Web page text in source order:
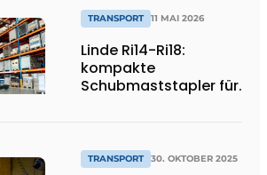
TRANSPORT 11 MAI 2026
Linde Ri14-Ri18:
kompakte
Schubmaststapler für
TRANSPORT 30. OKTOBER 2025